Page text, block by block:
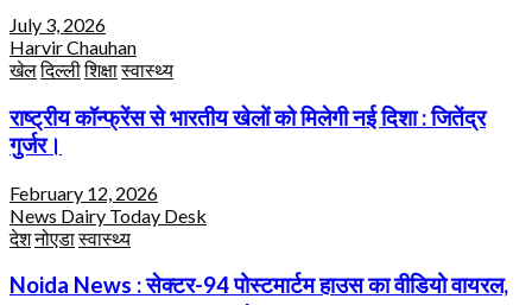
July 3, 2026
Harvir Chauhan
खेलदिल्लीशिक्षास्वास्थ्य
राष्ट्रीय कॉन्फ्रेंस से भारतीय खेलों को मिलेगी नई दिशा : जितेंद्र
गुर्जर।
February 12, 2026
News Dairy Today Desk
देशनोएडास्वास्थ्य
Noida News : सेक्टर-94 पोस्टमार्टम हाउस का वीडियो वायरल,